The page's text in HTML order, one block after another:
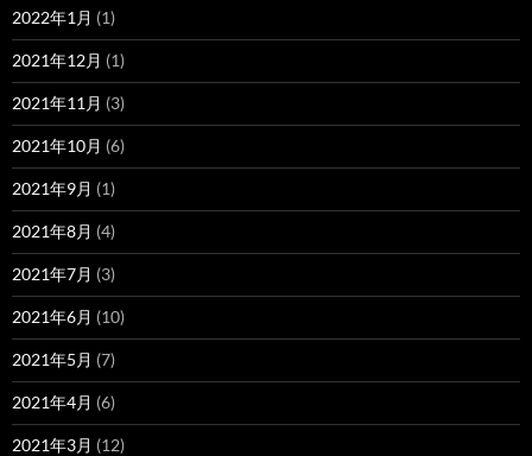
2022年1月 (1)
2021年12月 (1)
2021年11月 (3)
2021年10月 (6)
2021年9月 (1)
2021年8月 (4)
2021年7月 (3)
2021年6月 (10)
2021年5月 (7)
2021年4月 (6)
2021年3月 (12)